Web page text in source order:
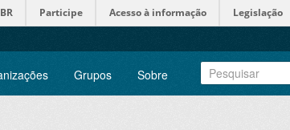
Participe Acesso à informação Legislação
Grupos Sobre